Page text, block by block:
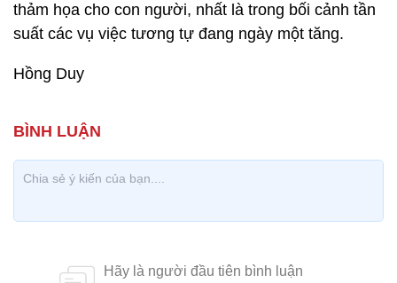
thảm họa cho con người, nhất là trong bối cảnh tần
suất các vụ việc tương tự đang ngày một tăng.
Hồng Duy